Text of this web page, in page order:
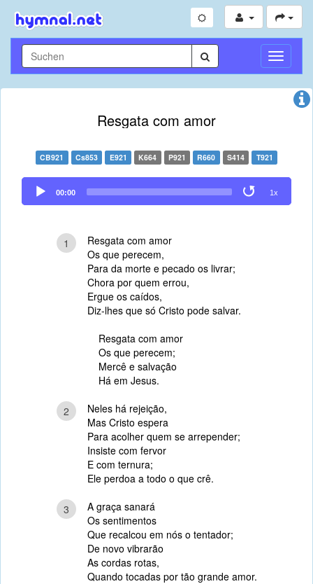
Resgata com amor
CB921 Cs853 E921 K664 P921 R660 S414 T921
Audio
Player
00:00 1x
1
Resgata com amor
Os que perecem,
Para da morte e pecado os livrar;
Chora por quem errou,
Ergue os caídos,
Diz-lhes que só Cristo pode salvar.
Resgata com amor
Os que perecem;
Mercê e salvação
Há em Jesus.
2
Neles há rejeição,
Mas Cristo espera
Para acolher quem se arrepender;
Insiste com fervor
E com ternura;
Ele perdoa a todo o que crê.
3
A graça sanará
Os sentimentos
Que recalcou em nós o tentador;
De novo vibrarão
As cordas rotas,
Quando tocadas por tão grande amor.